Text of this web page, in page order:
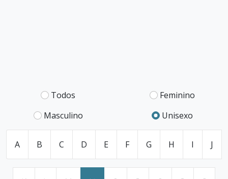
Todos
Feminino
Masculino
Unisexo
A B C D E F G H I J